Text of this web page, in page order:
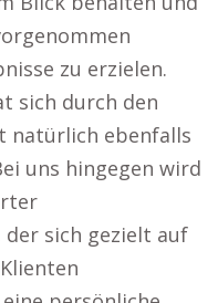
zu erzielen.
sich durch den
natürlich ebenfalls
uns hingegen wird
sich gezielt auf